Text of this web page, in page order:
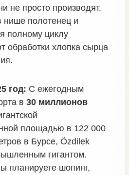
не просто производят,
нише полотенец и
полному циклу
обработки хлопка сырца
год: С ежегодным
в 30 миллионов
площадью в 122 000
в Бурсе, Özdilek
гигантом.
планируете шопинг,